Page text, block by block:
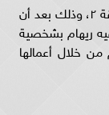
يتشوق الجمهور لمشاهدة مسلسل صدفة الحلقة ٢، وذلك بعد أن
ريهام بشخصية
خلال أعمالها